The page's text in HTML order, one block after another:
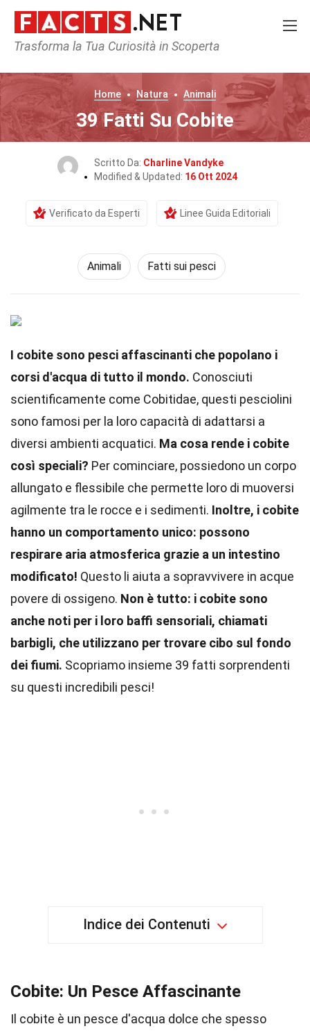
Trasforma la Tua Curiosità in Scoperta
Home Natura Animali
39 Fatti Su Cobite
Scritto Da: Charline Vandyke
Modified & Updated: 16 Ott 2024
Verificato da Esperti Linee Guida Editoriali
Animali Fatti sui pesci
I cobite sono pesci affascinanti che popolano i
corsi d'acqua di tutto il mondo. Conosciuti
scientificamente come Cobitidae, questi pesciolini
sono famosi per la loro capacità di adattarsi a
diversi ambienti acquatici. Ma cosa rende i cobite
così speciali? Per cominciare, possiedono un corpo
allungato e flessibile che permette loro di muoversi
agilmente tra le rocce e i sedimenti. Inoltre, i cobite
hanno un comportamento unico: possono
respirare aria atmosferica grazie a un intestino
modificato! Questo li aiuta a sopravvivere in acque
povere di ossigeno. Non è tutto: i cobite sono
anche noti per i loro baffi sensoriali, chiamati
barbigli, che utilizzano per trovare cibo sul fondo
dei fiumi. Scopriamo insieme 39 fatti sorprendenti
su questi incredibili pesci!
Indice dei Contenuti
Cobite: Un Pesce Affascinante
Il cobite è un pesce d'acqua dolce che spesso